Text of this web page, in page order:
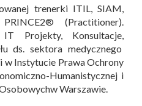
trenerki ITIL, SIAM,
(Practitioner).
Projekty, Konsultacje,
ds. sektora medycznego
w Instytucie Prawa Ochrony
Humanistycznej i
Warszawie.